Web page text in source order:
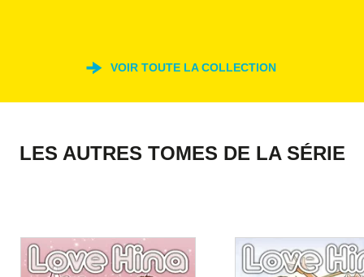
VOIR TOUTE LA COLLECTION
LES AUTRES TOMES DE LA SÉRIE